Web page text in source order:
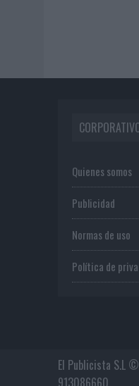
Quienes somos
Publicidad
Normas de uso
Política de
El Publicista S.L
913086660.